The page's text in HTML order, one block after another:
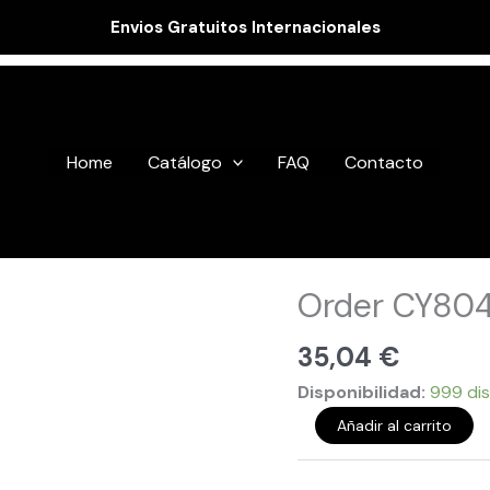
Envios Gratuitos Internacionales
Home Catálogo FAQ Contacto
Order
35,04 €
Disponibilidad: 999
CY80490
cantidad
Añadir al carrito